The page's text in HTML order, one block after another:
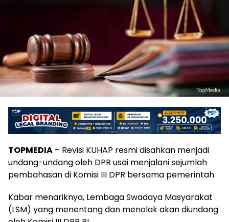
TOPMEDIA – Revisi KUHAP resmi disahkan menjadi
undang-undang oleh DPR usai menjalani sejumlah
pembahasan di Komisi III DPR bersama pemerintah.
Kabar menariknya, Lembaga Swadaya Masyarakat
(LSM) yang menentang dan menolak akan diundang